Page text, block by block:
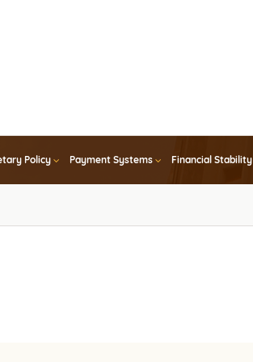
Policy Payment Systems Financial Stability